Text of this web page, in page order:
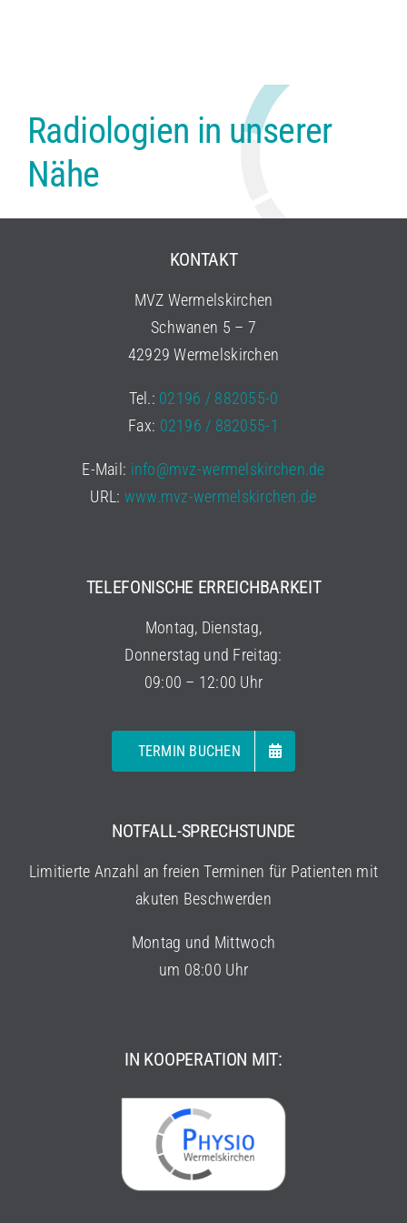
Radiologien in unserer
Nähe
KONTAKT
MVZ Wermelskirchen
Schwanen 5 – 7
42929 Wermelskirchen
Tel.: 02196 / 882055-0
Fax: 02196 / 882055-1
E-Mail: info@mvz-wermelskirchen.de
URL: www.mvz-wermelskirchen.de
TELEFONISCHE ERREICHBARKEIT
Montag, Dienstag,
Donnerstag und Freitag:
09:00 – 12:00 Uhr
TERMIN BUCHEN
NOTFALL-SPRECHSTUNDE
Limitierte Anzahl an freien Terminen für Patienten mit
akuten Beschwerden
Montag und Mittwoch
um 08:00 Uhr
IN KOOPERATION MIT: